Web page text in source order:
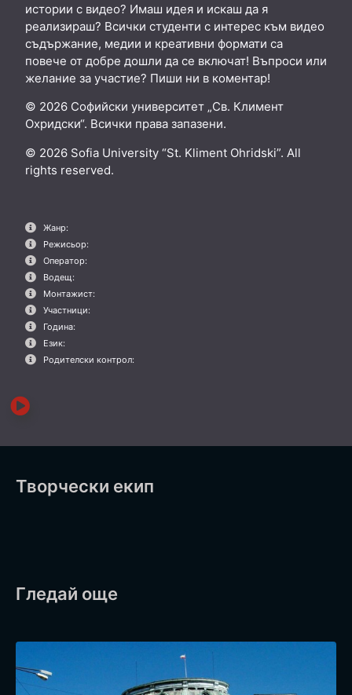
истории с видео? Имаш идея и искаш да я
реализираш? Всички студенти с интерес към видео
съдържание, медии и креативни формати са
повече от добре дошли да се включат! Въпроси или
желание за участие? Пиши ни в коментар!
© 2026 Софийски университет „Св. Климент
Охридски“. Всички права запазени.
© 2026 Sofia University “St. Kliment Ohridski”. All
rights reserved.
Жанр:
Режисьор:
Оператор:
Водещ:
Монтажист:
Участници:
Година:
Език:
Родителски контрол:
Творчески екип
Гледай още